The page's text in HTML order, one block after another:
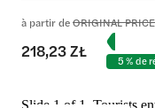
à partir deORIGINAL PRICE
218,23 ZŁ 5 % de
Slide 1 of 1, Tourists